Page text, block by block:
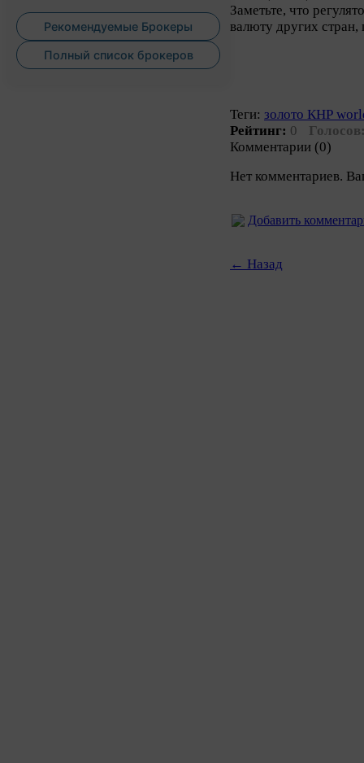
Рекомендуемые Брокеры
Полный список брокеров
Заметьте, что
валюту других
Теги: золото КНР
Рейтинг: 0
Комментарии (0)
Нет комментариев.
Добавить
← Назад